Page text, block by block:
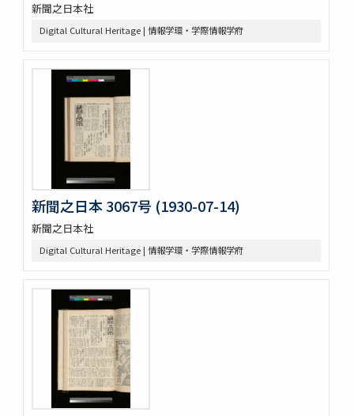
新聞之日本社
Digital Cultural Heritage | 情報学環・学際情報学府
新聞之日本 3067号 (1930-07-14)
新聞之日本社
Digital Cultural Heritage | 情報学環・学際情報学府